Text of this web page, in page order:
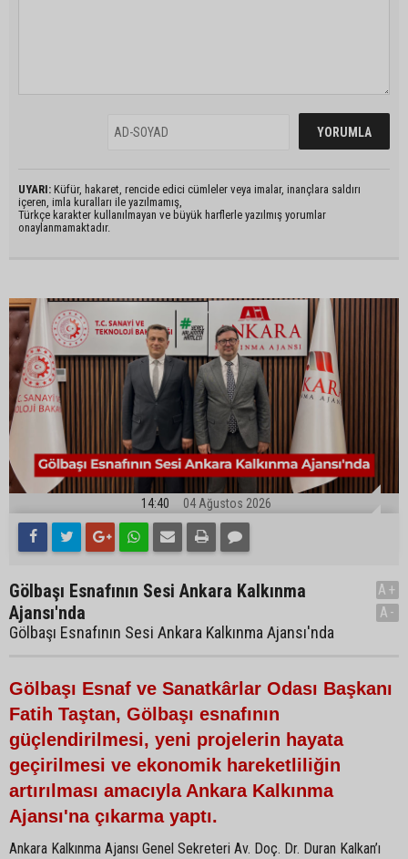
UYARI: Küfür, hakaret, rencide edici cümleler veya imalar, inançlara saldırı
içeren, imla kuralları ile yazılmamış,
Türkçe karakter kullanılmayan ve büyük harflerle yazılmış yorumlar
onaylanmamaktadır.
14:40 04 Ağustos 2026
Gölbaşı Esnafının Sesi Ankara Kalkınma
Ajansı'nda
Gölbaşı Esnafının Sesi Ankara Kalkınma Ajansı'nda
A+
A-
Gölbaşı Esnaf ve Sanatkârlar Odası Başkanı
Fatih Taştan, Gölbaşı esnafının
güçlendirilmesi, yeni projelerin hayata
geçirilmesi ve ekonomik hareketliliğin
artırılması amacıyla Ankara Kalkınma
Ajansı'na çıkarma yaptı.
Ankara Kalkınma Ajansı Genel Sekreteri Av. Doç. Dr. Duran Kalkan’ı